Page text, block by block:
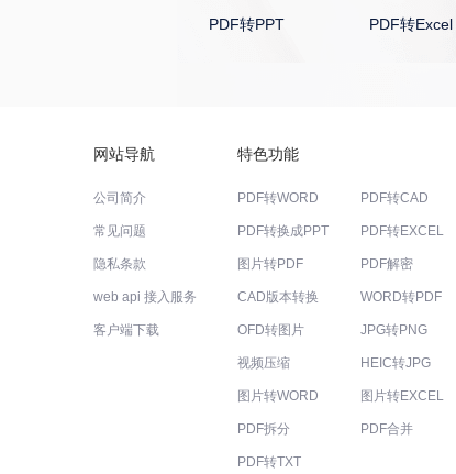
PDF转Excel PDF转CAD
网站导航
公司简介
常见问题
隐私条款
web api 接入服务
客户端下载
特色功能
PDF转WORD PDF转CAD
PDF转换成PPT PDF转EXCEL
图片转PDF PDF解密
CAD版本转换 WORD转PDF
OFD转图片 JPG转PNG
视频压缩 HEIC转JPG
图片转WORD 图片转EXCEL
PDF拆分 PDF合并
PDF转TXT